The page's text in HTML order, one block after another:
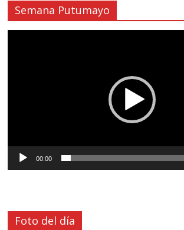
Semana Putumayo
00:00
Foto del día